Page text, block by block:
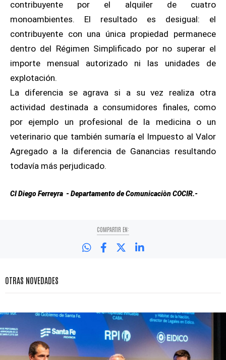
contribuyente por el alquiler de cuatro
monoambientes. El resultado es desigual: el
contribuyente con una única propiedad permanece
dentro del Régimen Simplificado por no superar el
importe mensual autorizado ni las unidades de
explotación.
La diferencia se agrava si a su vez realiza otra
actividad destinada a consumidores finales, como
por ejemplo un profesional de la medicina o un
veterinario que también sumaría el Impuesto al Valor
Agregado a la diferencia de Ganancias resultando
todavía más perjudicado.
CI Diego Ferreyra - Departamento de Comunicaciòn COCIR.-
COMPARTIR EN:
OTRAS NOVEDADES